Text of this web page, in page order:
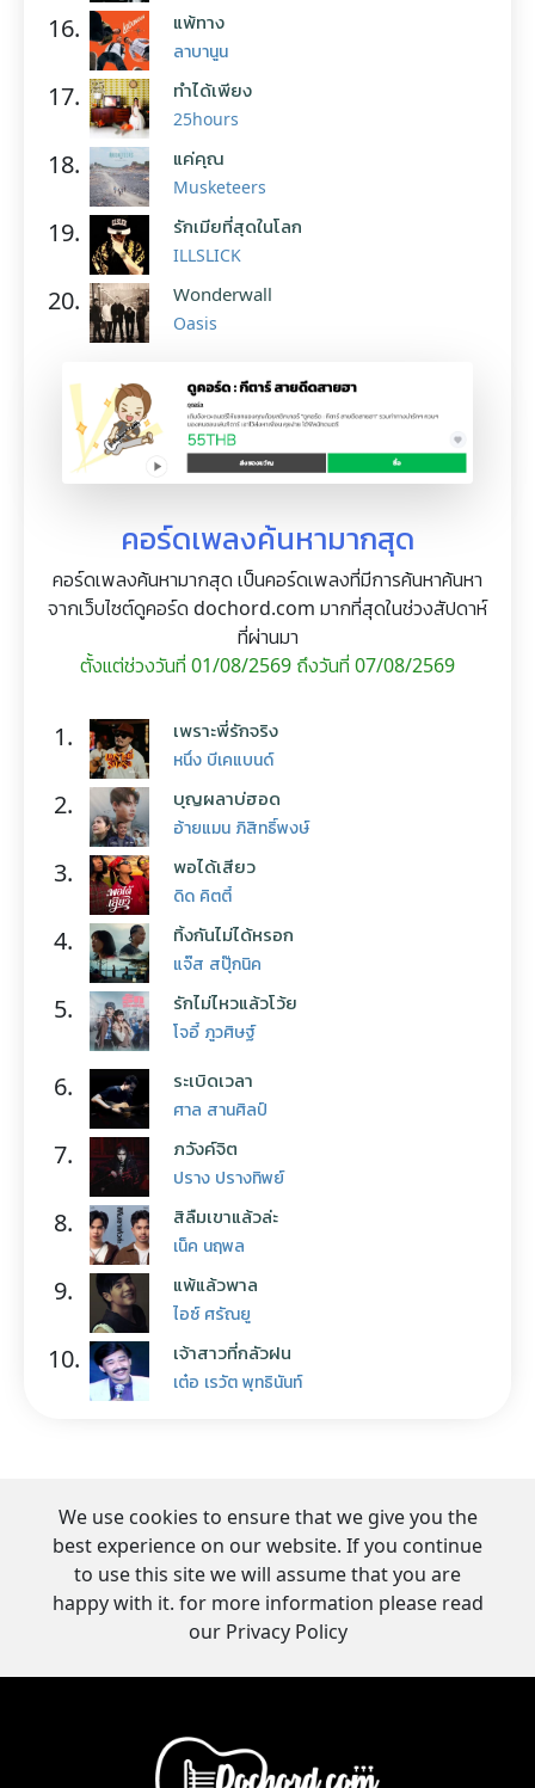
16. แพ้ทาง
ลาบานูน
17. ทำได้เพียง
25hours
18. แค่คุณ
Musketeers
19. รักเมียที่สุดในโลก
ILLSLICK
20. Wonderwall
Oasis
คอร์ดเพลงค้นหามากสุด
คอร์ดเพลงค้นหามากสุด เป็นคอร์ดเพลงที่มีการค้นหาค้นหา
จากเว็บไซต์ดูคอร์ด dochord.com มากที่สุดในช่วงสัปดาห์
ที่ผ่านมา
ตั้งแต่ช่วงวันที่ 01/08/2569 ถึงวันที่ 07/08/2569
1. เพราะพี่รักจริง
หนึ่ง บีเคแบนด์
2. บุญผลาบ่ฮอด
อ้ายแมน ภิสิทธิ์พงษ์
3. พอได้เสียว
ดิด คิตตี้
4. ทิ้งกันไม่ได้หรอก
แจ๊ส สปุ๊กนิค
5. รักไม่ไหวแล้วโว้ย
โจอี้ ภูวศิษฐ์
6. ระเบิดเวลา
ศาล สานศิลป์
7. ภวังค์จิต
ปราง ปรางทิพย์
8. สิลืมเขาแล้วล่ะ
เน็ค นฤพล
9. แพ้แล้วพาล
ไอซ์ ศรัณยู
10. เจ้าสาวที่กลัวฝน
เต๋อ เรวัต พุทธินันท์
We use cookies to ensure that we give you the
best experience on our website. If you continue
to use this site we will assume that you are
happy with it. for more information please read
our Privacy Policy